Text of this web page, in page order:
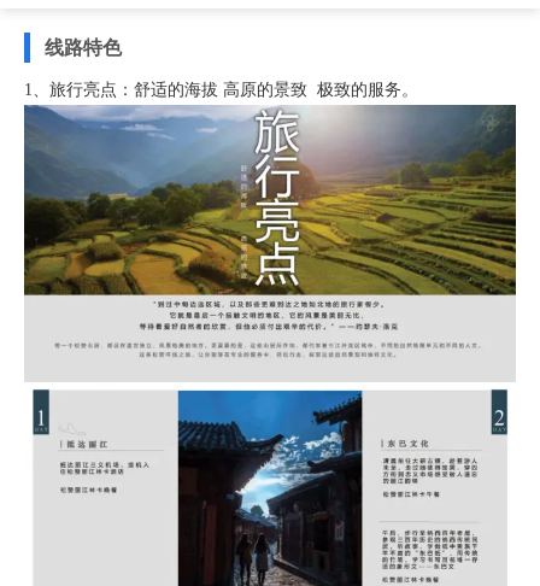
线路特色
1、旅行亮点：舒适的海拔 高原的景致 极致的服务。